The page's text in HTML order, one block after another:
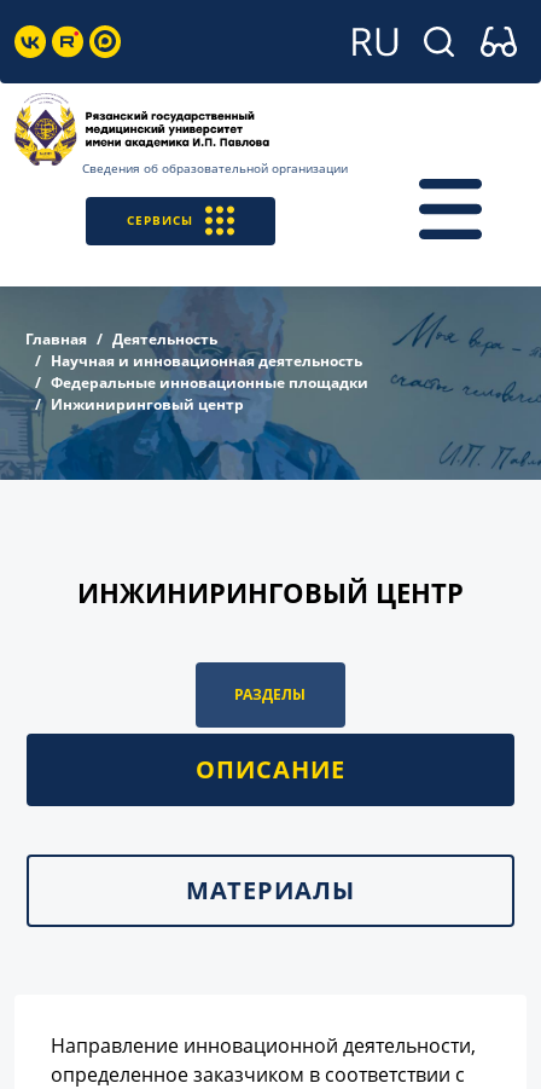
Сведения об образовательной организации
СЕРВИСЫ
Главная
Деятельность
Научная и инновационная деятельность
Федеральные инновационные площадки
Инжиниринговый центр
ИНЖИНИРИНГОВЫЙ ЦЕНТР
РАЗДЕЛЫ
ОПИСАНИЕ
МАТЕРИАЛЫ
Направление инновационной деятельности,
определенное заказчиком в соответствии с